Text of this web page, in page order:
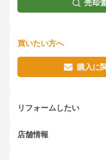
売却
買いたい方へ
購入に
リフォームしたい
店舗情報